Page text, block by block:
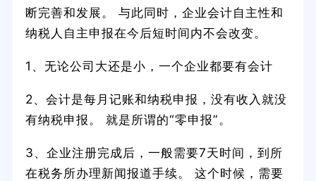
断完善和发展。 与此同时，企业会计自主性和
纳税人自主申报在今后短时间内不会改变。
1、无论公司大还是小，一个企业都要有会计
2、会计是每月记账和纳税申报，没有收入就没
有纳税申报。 就是所谓的“零申报”。
3、企业注册完成后，一般需要7天时间，到所
在税务所办理新闻报道手续。 这个时候，需要